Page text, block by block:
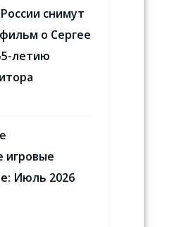
снимут
о Сергее
летию
игровые
Июль 2026